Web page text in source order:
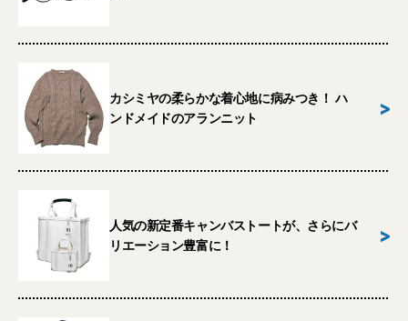
カシミヤの柔らかな着心地に病みつき！ ハ
ンドメイドのアランニット
>
人気の新定番キャンバストートが、さらにバ
リエーション豊富に！
>